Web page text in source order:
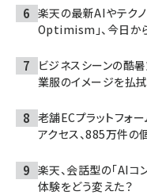
楽天の最新AIやテク
Optimism」、今日か
ビジネスシーンの酷暑
業服のイメージを払
老舗ECプラットフォー
アクセス、885万件
楽天、会話型の「AIコ
体験をどう変えた？